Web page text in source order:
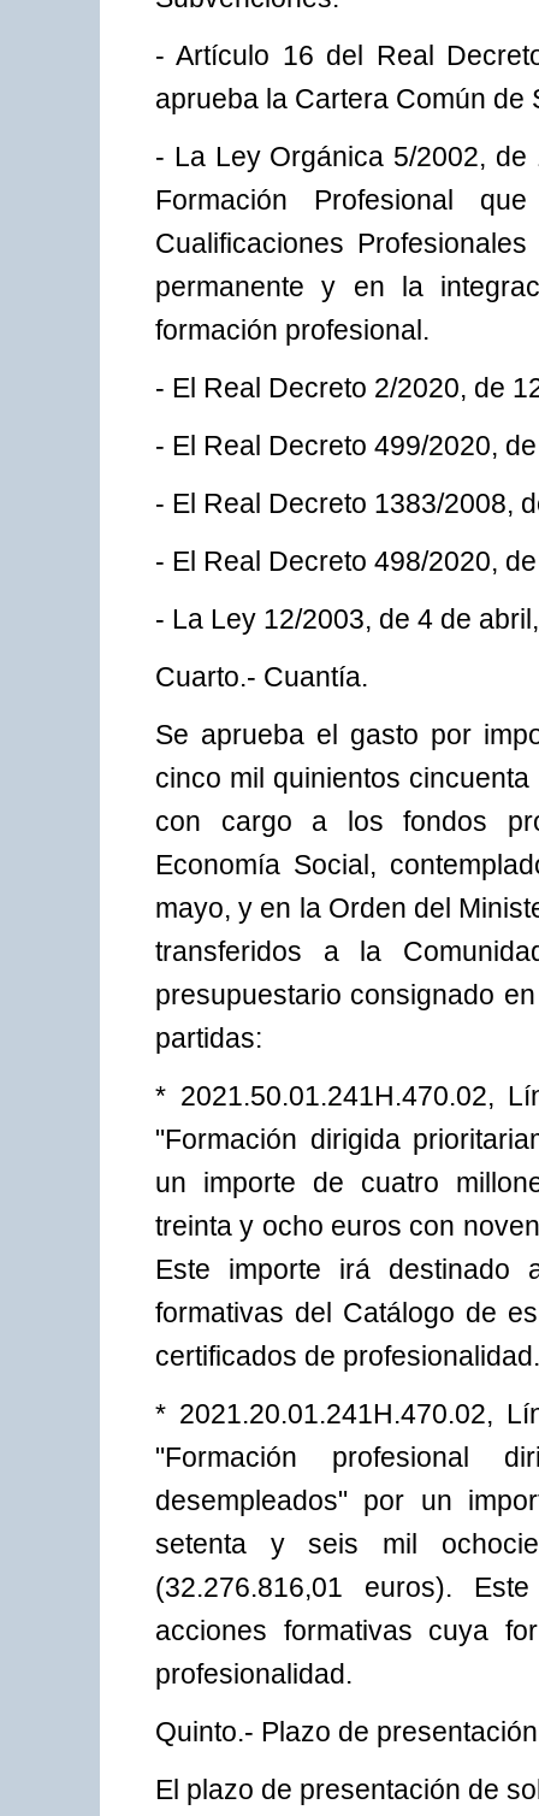
- Artículo 16 del Real
aprueba la Cartera Común de
- La Ley Orgánica 5/2002,
Formación Profesional
Cualificaciones
permanente y en la
formación profesional.
- El Real Decreto 2/2020, de
- El Real Decreto 499/2020,
- El Real Decreto 1383/2008,
- El Real Decreto 498/2020,
- La Ley 12/2003, de 4 de
Cuarto.- Cuantía.
Se aprueba el gasto por
cinco mil quinientos
con cargo a los fondos
Economía Social,
mayo, y en la Orden del
transferidos a la
presupuestario consignado
partidas:
* 2021.50.01.241H.470.02,
"Formación dirigida
un importe de cuatro
treinta y ocho euros con
Este importe irá destinado
formativas del Catálogo de
certificados de profesionalidad.
* 2021.20.01.241H.470.02,
"Formación profesional
desempleados" por un
setenta y seis mil
(32.276.816,01 euros).
acciones formativas cuya
profesionalidad.
Quinto.- Plazo de
El plazo de presentación de